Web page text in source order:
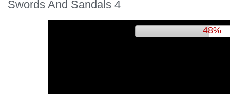
Swords And Sandals 4
51%